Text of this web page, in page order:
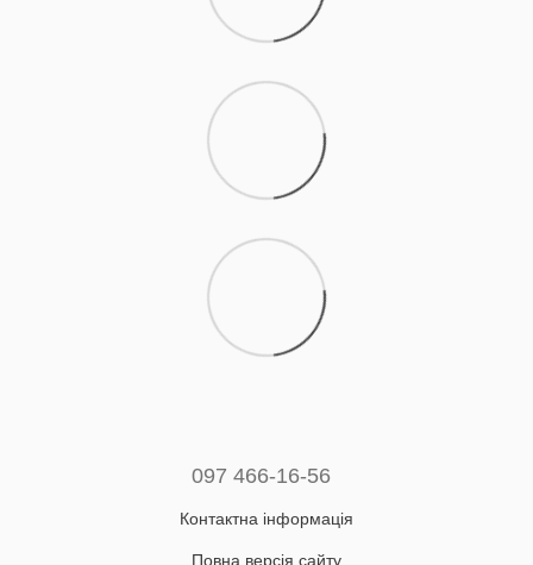
097 466-16-56
Контактна інформація
Повна версія сайту